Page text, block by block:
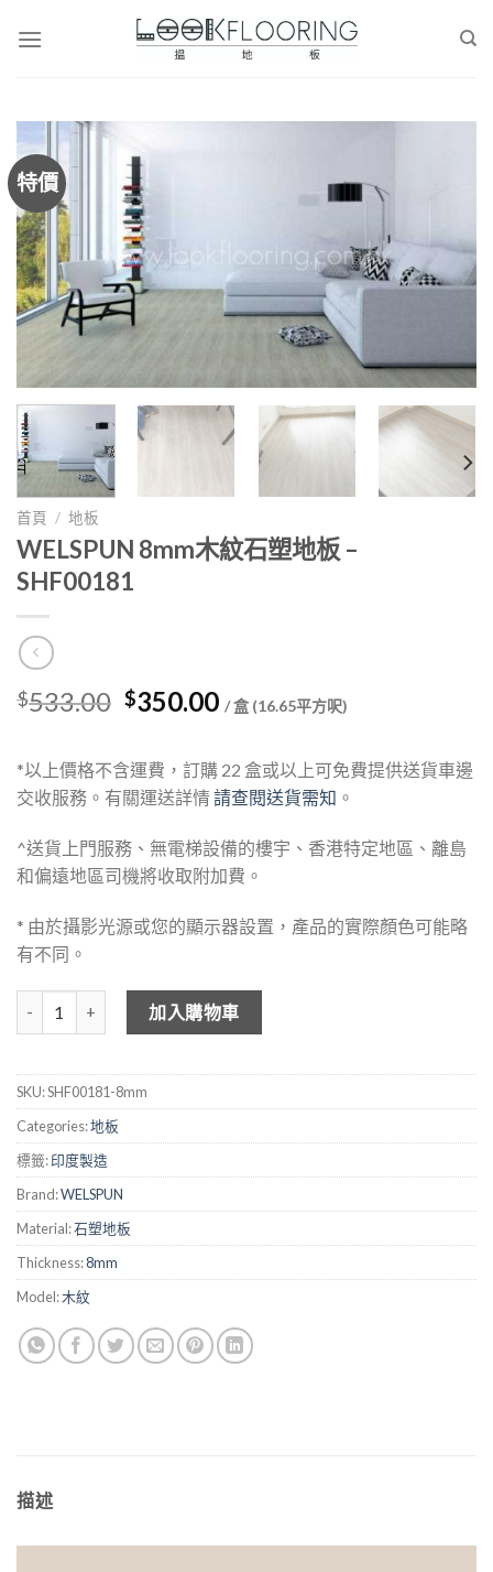
特價
首頁 / 地板
WELSPUN 8mm木紋石塑地板 –
SHF00181
$533.00 Original
was:
$533.00.
$350.00Current
$350.00.
/ 盒 (16.65平方呎)
*以上價格不含運費，訂購 22 盒或以上可免費提供送貨車邊
交收服務。有關運送詳情請查閱送貨需知 。
^送貨上門服務、無電梯設備的樓宇、香港特定地區、離島
和偏遠地區司機將收取附加費。
* 由於攝影光源或您的顯示器設置，產品的實際顏色可能略
有不同。
WELSPUN 8mm木紋石塑地板 - SHF00181 數量
加入購物車
SKU:SHF00181-8mm
Categories:地板
標籤:印度製造
Brand:WELSPUN
Material:石塑地板
Thickness:8mm
Model:木紋
描述